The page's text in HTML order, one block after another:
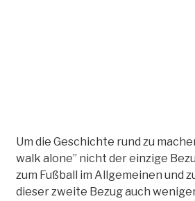
Um die Geschichte rund zu
walk alone” nicht der einzige
zum Fußball im Allgemeinen und
dieser zweite Bezug auch